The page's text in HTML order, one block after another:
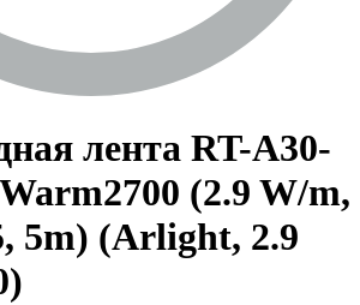
лента RT-A30-
(2.9 W/m,
5m) (Arlight, 2.9